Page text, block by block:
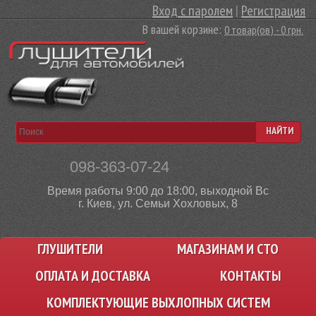
Вход с паролем |Регистрация
В вашей корзине:0 товар(ов) - 0 грн.
098-363-07-24
Время работы 9:00 до 18:00, выходной Вс
г. Киев, ул. Семьи Хохловых, 8
НАЙТИ
ГЛУШИТЕЛИ
МАГАЗИНАМ И СТО
ОПЛАТА И ДОСТАВКА
КОНТАКТЫ
КОМПЛЕКТУЮЩИЕ ВЫХЛОПНЫХ СИСТЕМ